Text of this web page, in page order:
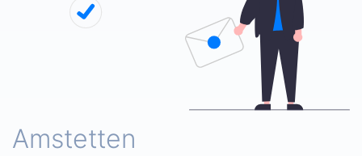
Amstetten